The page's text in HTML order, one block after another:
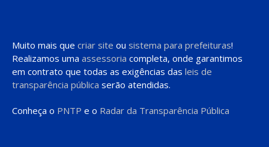
Muito mais que criar site ou sistema para prefeituras!
Realizamos uma assessoria completa, onde garantimos
em contrato que todas as exigências das leis de
transparência pública serão atendidas.
Conheça o PNTP e o Radar da Transparência Pública